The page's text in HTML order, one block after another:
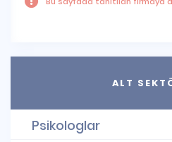
ALT
Psikologlar